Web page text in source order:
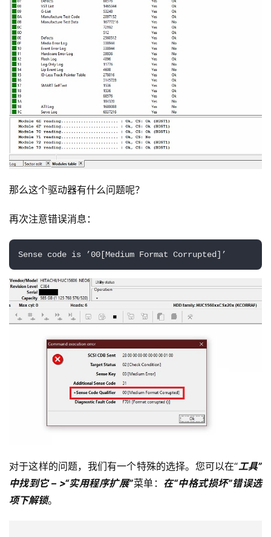
那么这个驱动器有什么问题呢？
再次注意错误消息：
Sense code is ’00[Medium Format Corrupted]’
对于这样的问题，我们有一个特殊的选择。您可以在“工具”
中找到它 – >“实用程序扩展”菜单： 在“中格式损坏”错误选
项下解锁。